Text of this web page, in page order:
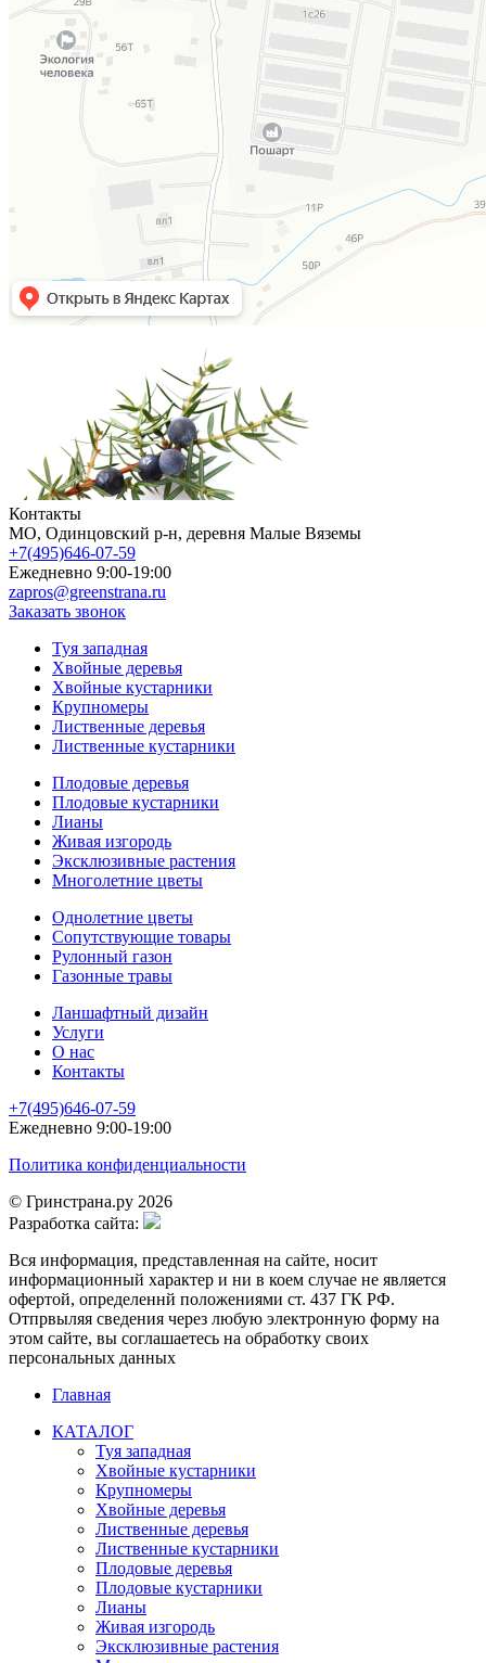
Контакты
МO, Одинцовский р-н, деревня Малые Вяземы
+7(495)646-07-59
Ежедневно 9:00-19:00
zapros@greenstrana.ru
Заказать звонок
Туя западная
Хвойные деревья
Хвойные кустарники
Крупномеры
Лиственные деревья
Лиственные кустарники
Плодовые деревья
Плодовые кустарники
Лианы
Живая изгородь
Эксклюзивные растения
Многолетние цветы
Однолетние цветы
Сопутствующие товары
Рулонный газон
Газонные травы
Ланшафтный дизайн
Услуги
О нас
Контакты
+7(495)646-07-59
Ежедневно 9:00-19:00
Политика конфиденциальности
© Гринстрана.ру 2026
Разработка сайта:
Вся информация, представленная на сайте, носит
информационный характер и ни в коем случае не является
офертой, определеннй положениями ст. 437 ГК РФ.
Отпрвыляя сведения через любую электронную форму на
этом сайте, вы соглашаетесь на обработку своих
персональных данных
Главная
КАТАЛОГ
Туя западная
Хвойные кустарники
Крупномеры
Хвойные деревья
Лиственные деревья
Лиственные кустарники
Плодовые деревья
Плодовые кустарники
Лианы
Живая изгородь
Эксклюзивные растения